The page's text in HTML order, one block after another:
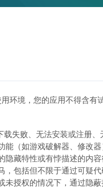
环境，您的应用不得含
失败、无法安装或注册、
能（如游戏破解器、修改器
藏特性或有悖描述的内容
，包括但不限于通过可疑
未授权的情况下，通过隐